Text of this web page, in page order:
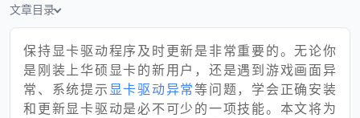
文章目录
保持显卡驱动程序及时更新是非常重要的。无论你
是刚装上华硕显卡的新用户，还是遇到游戏画面异
常、系统提示显卡驱动异常等问题，学会正确安装
和更新显卡驱动是必不可少的一项技能。本文将为